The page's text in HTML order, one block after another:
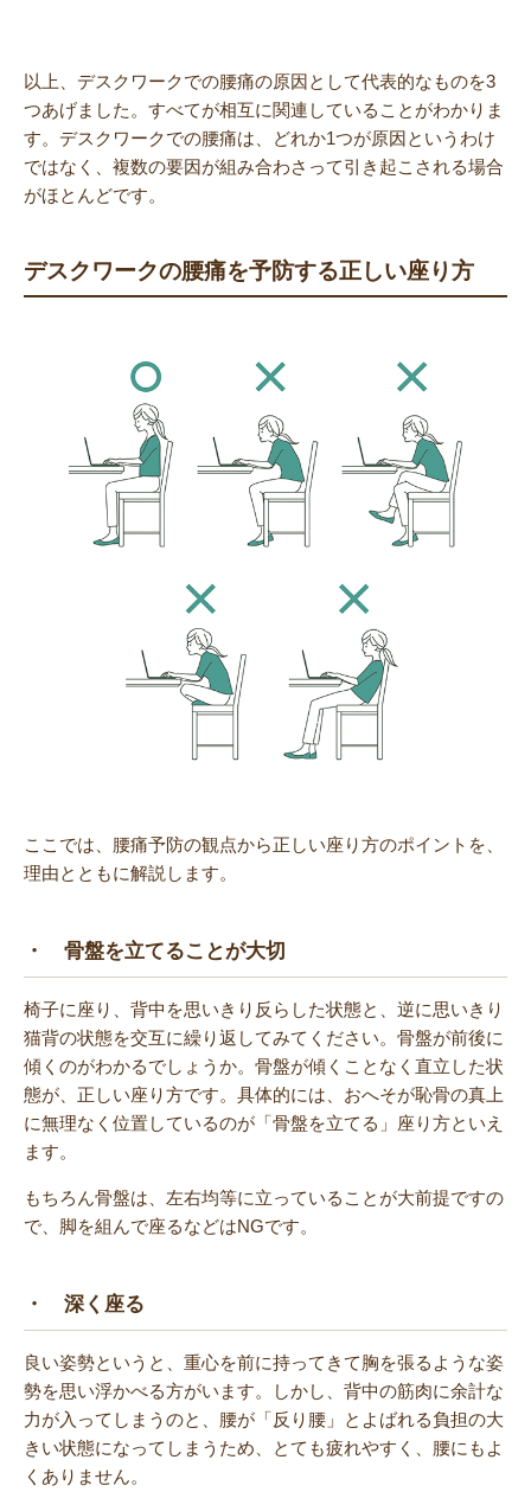
以上、デスクワークでの腰痛の原因として代表的なものを3
つあげました。すべてが相互に関連していることがわかりま
す。デスクワークでの腰痛は、どれか1つが原因というわけ
ではなく、複数の要因が組み合わさって引き起こされる場合
がほとんどです。
デスクワークの腰痛を予防する正しい座り方
ここでは、腰痛予防の観点から正しい座り方のポイントを、
理由とともに解説します。
・ 骨盤を立てることが大切
椅子に座り、背中を思いきり反らした状態と、逆に思いきり
猫背の状態を交互に繰り返してみてください。骨盤が前後に
傾くのがわかるでしょうか。骨盤が傾くことなく直立した状
態が、正しい座り方です。具体的には、おへそが恥骨の真上
に無理なく位置しているのが「骨盤を立てる」座り方といえ
ます。
もちろん骨盤は、左右均等に立っていることが大前提ですの
で、脚を組んで座るなどはNGです。
・ 深く座る
良い姿勢というと、重心を前に持ってきて胸を張るような姿
勢を思い浮かべる方がいます。しかし、背中の筋肉に余計な
力が入ってしまうのと、腰が「反り腰」とよばれる負担の大
きい状態になってしまうため、とても疲れやすく、腰にもよ
くありません。